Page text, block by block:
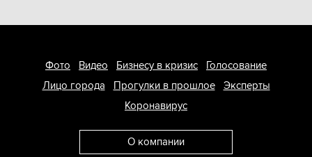
Фото Видео Бизнесу в кризис
Голосование
Лицо города
Прогулки в прошлое
Эксперты
Коронавирус
О компании